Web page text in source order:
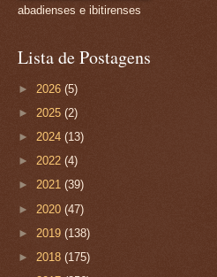
abadienses e ibitirenses
Lista de Postagens
► 2026 (5)
► 2025 (2)
► 2024 (13)
► 2022 (4)
► 2021 (39)
► 2020 (47)
► 2019 (138)
► 2018 (175)